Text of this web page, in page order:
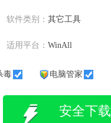
软件类别： 其它工具
适用平台： WinAll
毒 电脑管家
安全下载